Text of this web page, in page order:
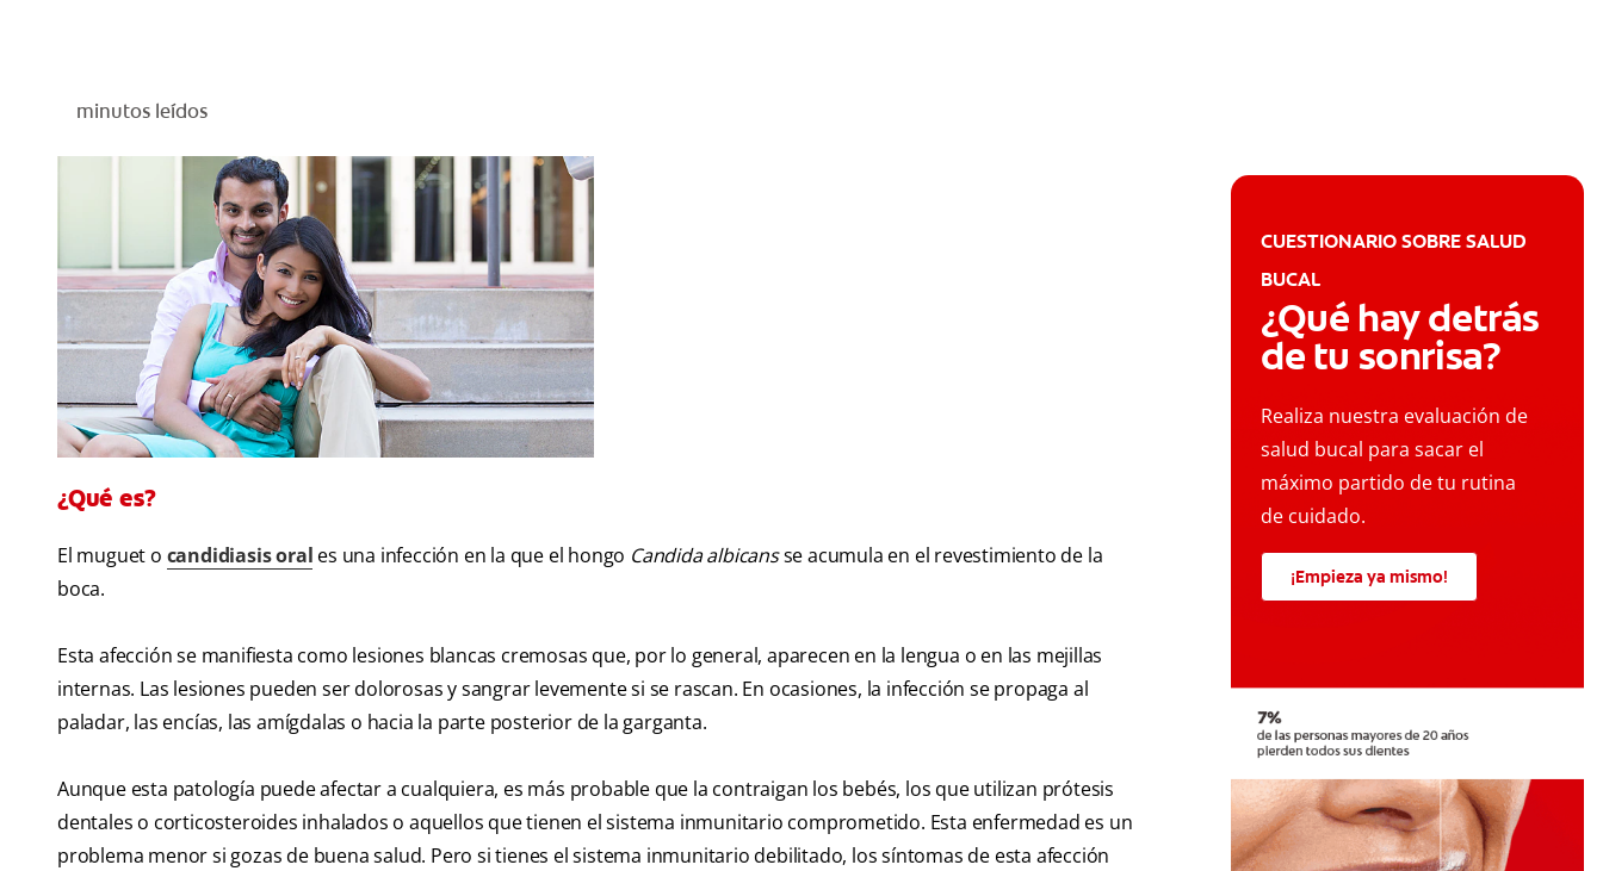
minutos leídos
¿Qué es?
El muguet o candidiasis oral es una infección en la que el hongo Candida albicansse acumula en el revestimiento de la
boca.
Esta afección se manifiesta como lesiones blancas cremosas que, por lo general, aparecen en la lengua o en las mejillas
internas. Las lesiones pueden ser dolorosas y sangrar levemente si se rascan. En ocasiones, la infección se propaga al
paladar, las encías, las amígdalas o hacia la parte posterior de la garganta.
Aunque esta patología puede afectar a cualquiera, es más probable que la contraigan los bebés, los que utilizan prótesis
dentales o corticosteroides inhalados o aquellos que tienen el sistema inmunitario comprometido. Esta enfermedad es un
problema menor si gozas de buena salud. Pero si tienes el sistema inmunitario debilitado, los síntomas de esta afección
CUESTIONARIO SOBRE SALUD
BUCAL
¿Qué hay detrás
de tu sonrisa?
Realiza nuestra evaluación de
salud bucal para sacar el
máximo partido de tu rutina
de cuidado.
¡Empieza ya mismo!